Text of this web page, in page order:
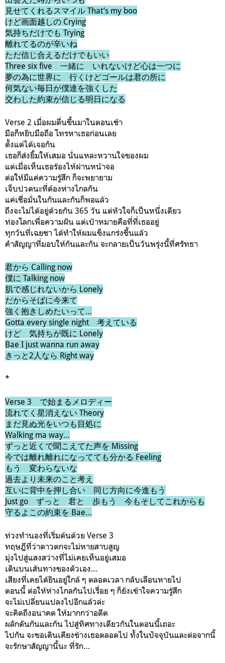
見せてくれるスマイル That’s my boo
けど画面越しの Crying
気持ちだけでも Trying
離れてるのが辛いね
ただ信じ合えるだけでもいい
Three six five 一緒に いれないけど心は一つに
夢の為に世界に 行くけどゴールは君の所に
何気ない毎日が僕達を強くした
交わした約束が信じる明日になる
Verse 2 เมื่อผมตื่นขึ้นมาในตอนเช้า
มือก็หยิบมือถือ โทรหาเธอก่อนเลย
ตั้งแต่ได้เจอกัน
เธอก็ส่งยิ้มให้เสมอ นั่นแหละหวานใจของผม
แต่เมื่อเห็นเธอร้องไห้ผ่านหน้าจอ
ต่อให้มีแค่ความรู้สึก ก็จะพยายาม
เจ็บปวดนะที่ต้องห่างไกลกัน
แค่เชื่อมั่นในกันและกันก็พอแล้ว
ถึงจะไม่ได้อยู่ด้วยกัน 365 วัน แต่หัวใจก็เป็นหนึ่งเดียว
ท่องโลกเพื่อความฝัน แต่เป้าหมายคือที่ที่เธออยู่
ทุกวันที่เฉยชา ได้ทำให้ผมแข็งแกร่งขึ้นแล้ว
คำสัญญาที่มอบให้กันและกัน จะกลายเป็นวันพรุ่งนี้ที่ศรัทธา
君から Calling now
僕に Talking now
肌で感じれないから Lonely
だからそばに今来て
強く抱きしめたいって…
Gotta every single night 考えている
けど 気持ちが既に Lonely
Bae I just wanna run away
きっと2人なら Right way
*
Verse 3 で始まるメロディー
流れてく星消えない Theory
まだ見ぬ光をいつも目処に
Walking ma way…
ずっと近くで聞こえてた声を Missing
今では離れ離れになってても分かる Feeling
もう 変わらないな
過去より未来のこと考え
互いに背中を押し合い 同じ方向に今進もう
Just go ずっと 君と 歩もう 今もそしてこれからも
守るよこの約束を Bae…
ท่วงทำนองที่เริ่มต้นด้วย Verse 3
ทฤษฎีที่ว่าดาวตกจะไม่หายสาบสูญ
มุ่งไปสู่แสงสว่างที่ไม่เคยเห็นอยู่เสมอ
เดินบนเส้นทางของตัวเอง…
เสียงที่เคยได้ยินอยู่ใกล้ ๆ ตลอดเวลา กลับเลือนหายไป
ตอนนี้ ต่อให้ห่างไกลกันไปเรื่อย ๆ ก็ยังเข้าใจความรู้สึก
จะไม่เปลี่ยนแปลงไปอีกแล้วล่ะ
จะคิดถึงอนาคต ให้มากกว่าอดีต
ผลักดันกันและกัน ไปสู่ทิศทางเดียวกันในตอนนี้เถอะ
ไปกัน จะขอเดินเคียงข้างเธอตลอดไป ทั้งในปัจจุบันและต่อจากนี้
จะรักษาสัญญานี้นะ ที่รัก…